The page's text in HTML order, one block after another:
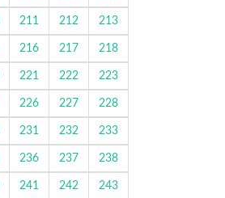
211 212 213
216 217 218
221 222 223
226 227 228
231 232 233
236 237 238
241 242 243